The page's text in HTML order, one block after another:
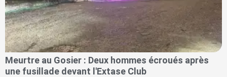
Meurtre au Gosier : Deux hommes écroués après
une fusillade devant l'Extase Club